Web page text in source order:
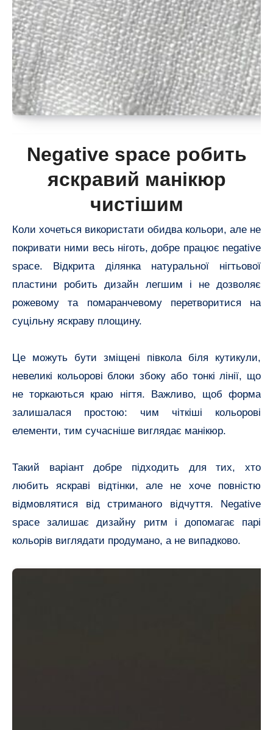
Negative space робить
яскравий манікюр
чистішим
Коли хочеться використати обидва кольори, але не
покривати ними весь ніготь, добре працює negative
space. Відкрита ділянка натуральної нігтьової
пластини робить дизайн легшим і не дозволяє
рожевому та помаранчевому перетворитися на
суцільну яскраву площину.
Це можуть бути зміщені півкола біля кутикули,
невеликі кольорові блоки збоку або тонкі лінії, що
не торкаються краю нігтя. Важливо, щоб форма
залишалася простою: чим чіткіші кольорові
елементи, тим сучасніше виглядає манікюр.
Такий варіант добре підходить для тих, хто
любить яскраві відтінки, але не хоче повністю
відмовлятися від стриманого відчуття. Negative
space залишає дизайну ритм і допомагає парі
кольорів виглядати продумано, а не випадково.